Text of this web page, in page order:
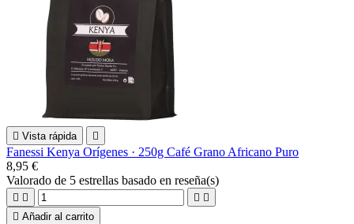
 Vista rápida 
Fanessi Kenya Orígenes · 250g Café Grano Africano Puro
8,95 €
Valorado de 5 estrellas basado en reseña(s)
   
 Añadir al carrito